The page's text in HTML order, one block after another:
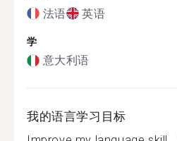
法语 英语
学
意大利语
我的语言学习目标